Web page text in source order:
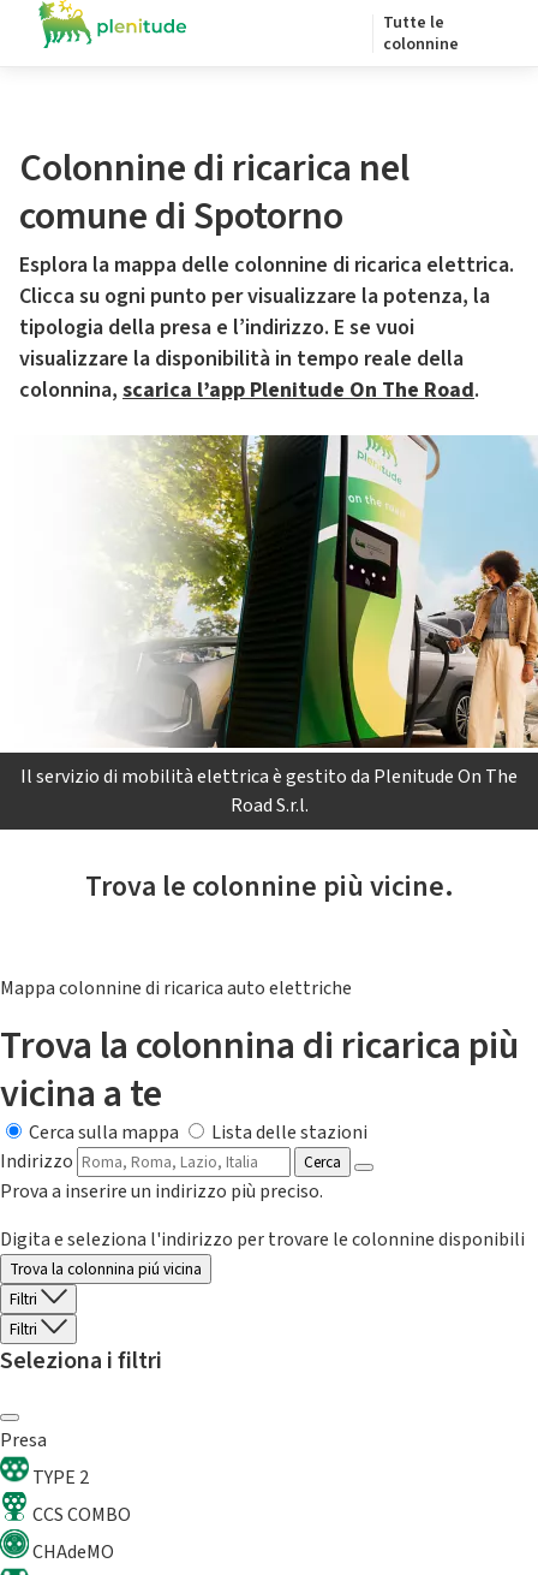
Tutte le
colonnine
Colonnine di ricarica nel
comune di Spotorno
Esplora la mappa delle colonnine di ricarica elettrica.
Clicca su ogni punto per visualizzare la potenza, la
tipologia della presa e l’indirizzo. E se vuoi
visualizzare la disponibilità in tempo reale della
colonnina, scarica l’app Plenitude On The Road.
Il servizio di mobilità elettrica è gestito da Plenitude On The
Road S.r.l.
Trova le colonnine più vicine.
Mappa colonnine di ricarica auto elettriche
Trova la colonnina di ricarica più
vicina a te
Cerca sulla mappa
Lista delle stazioni
Indirizzo
Cerca
Prova a inserire un indirizzo più preciso.
Digita e seleziona l'indirizzo per trovare le colonnine disponibili
Trova la colonnina piú vicina
Filtri
Filtri
Seleziona i filtri
Presa
TYPE 2
CCS COMBO
CHAdeMO